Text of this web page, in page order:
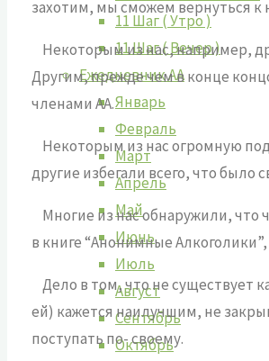
11 Шаг ( Утро )
11 Шаг ( Вечер )
Ежедневник АА
Январь
Февраль
Март
Апрель
Май
Июнь
Июль
Август
Сентябрь
Октябрь
захотим, мы сможем вернуться к
Некоторым из нас, например,
Другим, прежде чем в конце
членами АА.
Некоторым из нас огромную
другие избегали всего, что
Многие из нас обнаружили, что
в книге “Анонимные
Дело в том, что не существует
ей) кажется наилучшим, не
поступать по- своему.